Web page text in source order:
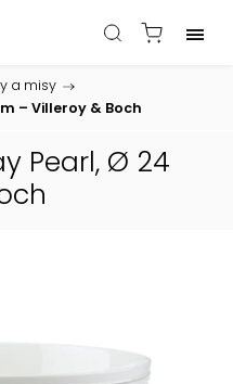
a misy /
– Villeroy & Boch
Pearl, Ø 24